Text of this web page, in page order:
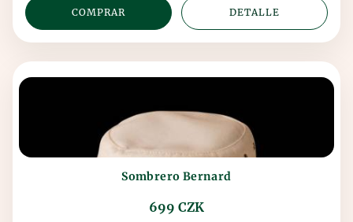
COMPRAR DETALLE
Sombrero Bernard
699 CZK